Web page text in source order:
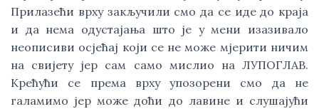
Прилазећи врху закључили смо да се иде до краја
и да нема одустајања што је у мени изазивало
неописиви осјећај који се не може мјерити ничим
на свијету јер сам само мислио на ЛУПОГЛАВ.
Крећући се према врху упозорени смо да не
галамимо јер може доћи до лавине и слушајући